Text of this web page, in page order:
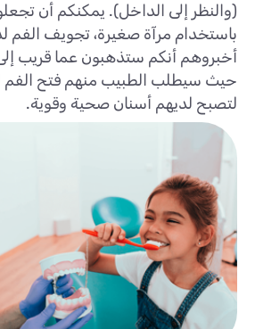
(والنظر إلى الداخل). يمكنكم أن
باستخدام مرآة صغيرة، تجويف الفم
أخبروهم أنكم ستذهبون عما قريب إلى
حيث سيطلب الطبيب منهم فتح الفم
لتصبح لديهم أسنان صحية وقوية.